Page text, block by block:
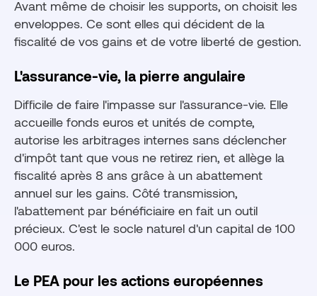
Avant même de choisir les supports, on choisit les
enveloppes. Ce sont elles qui décident de la
fiscalité de vos gains et de votre liberté de gestion.
L'assurance-vie, la pierre angulaire
Difficile de faire l'impasse sur l'assurance-vie. Elle
accueille fonds euros et unités de compte,
autorise les arbitrages internes sans déclencher
d'impôt tant que vous ne retirez rien, et allège la
fiscalité après 8 ans grâce à un abattement
annuel sur les gains. Côté transmission,
l'abattement par bénéficiaire en fait un outil
précieux. C'est le socle naturel d'un capital de 100
000 euros.
Le PEA pour les actions européennes